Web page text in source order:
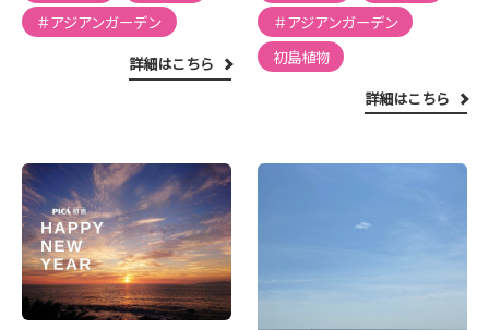
＃アジアンガーデン
詳細はこちら
＃アジアンガーデン
初島植物
詳細はこちら